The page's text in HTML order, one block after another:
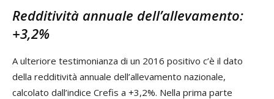
Redditività annuale dell’allevamento:
+3,2%
A ulteriore testimonianza di un 2016 positivo c’è il dato
della redditività annuale dell’allevamento nazionale,
calcolato dall’indice Crefis a +3,2%. Nella prima parte